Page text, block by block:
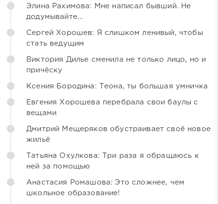
Элина Рахимова: Мне написал бывший. Не
додумывайте...
Сергей Хорошев: Я слишком ленивый, чтобы
стать ведущим
Виктория Дилье сменила не только лицо, но и
причёску
Ксения Бородина: Теона, ты большая умничка
Евгения Хорошева перебрала свои баулы с
вещами
Дмитрий Мещеряков обустраивает своё новое
жильё
Татьяна Охулкова: Три раза я обращаюсь к
ней за помощью
Анастасия Ромашова: Это сложнее, чем
школьное образование!